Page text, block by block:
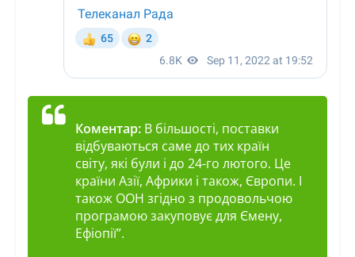
Коментар: В більшості, поставки
відбуваються саме до тих країн
світу, які були і до 24-го лютого. Це
країни Азії, Африки і також, Європи. І
також ООН згідно з продовольчою
програмою закуповує для Ємену,
Ефіопії”.